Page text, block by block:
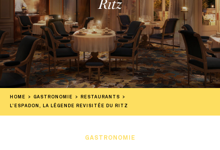
Ritz
HOME GASTRONOMIE
RESTAURANTS
L’ESPADON, LA LÉGENDE REVISITÉE DU RITZ
GASTRONOMIE